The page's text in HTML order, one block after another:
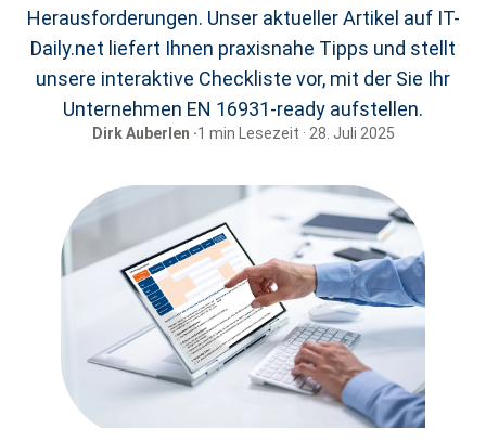
Herausforderungen. Unser aktueller Artikel auf IT-
Daily.net liefert Ihnen praxisnahe Tipps und stellt
unsere interaktive Checkliste vor, mit der Sie Ihr
Unternehmen EN 16931-ready aufstellen.
Dirk Auberlen ·1 min Lesezeit · 28. Juli 2025